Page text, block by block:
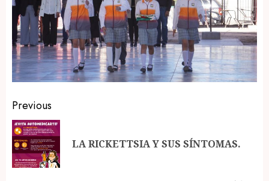
Post
navigation
Previous
LA RICKETTSIA Y SUS SÍNTOMAS.